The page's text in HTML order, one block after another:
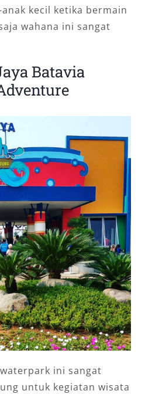
kecil ketika bermain
wahana ini sangat
Batavia
ini sangat
untuk kegiatan wisata